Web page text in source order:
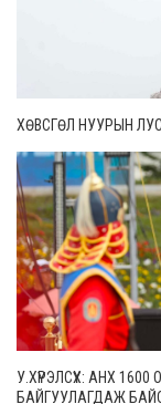
ХӨВСГӨЛ НУУРЫН
У.ХҮРЭЛСҮХ: АНХ
БАЙГУУЛАГДАЖ